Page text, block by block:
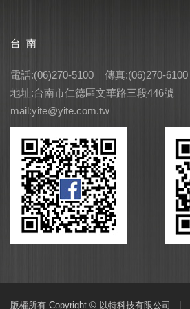
台 南
電話:(06)270-5100 傳真:(06)270-6100
地址:台南市仁德區文華路三段446號
mail:yite@yite.com.tw
版權所有 Copyright © 以特科技有限公司 |